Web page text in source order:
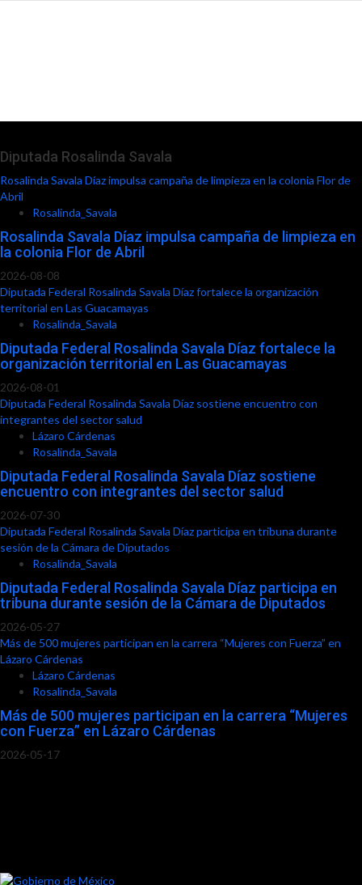
Diputada Rosalinda Savala
Rosalinda Savala Díaz impulsa campaña de limpieza en la colonia Flor de
Abril
Rosalinda_Savala
Rosalinda Savala Díaz impulsa campaña de limpieza en
la colonia Flor de Abril
2026-08-08
Diputada Federal Rosalinda Savala Díaz fortalece la organización
territorial en Las Guacamayas
Rosalinda_Savala
Diputada Federal Rosalinda Savala Díaz fortalece la
organización territorial en Las Guacamayas
2026-08-01
Diputada Federal Rosalinda Savala Díaz sostiene encuentro con
integrantes del sector salud
Lázaro Cárdenas
Rosalinda_Savala
Diputada Federal Rosalinda Savala Díaz sostiene
encuentro con integrantes del sector salud
2026-07-30
Diputada Federal Rosalinda Savala Díaz participa en tribuna durante
sesión de la Cámara de Diputados
Rosalinda_Savala
Diputada Federal Rosalinda Savala Díaz participa en
tribuna durante sesión de la Cámara de Diputados
2026-05-27
Más de 500 mujeres participan en la carrera “Mujeres con Fuerza” en
Lázaro Cárdenas
Lázaro Cárdenas
Rosalinda_Savala
Más de 500 mujeres participan en la carrera “Mujeres
con Fuerza” en Lázaro Cárdenas
2026-05-17